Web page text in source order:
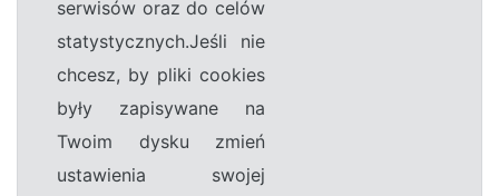
serwisów oraz do celów
statystycznych.Jeśli nie
chcesz, by pliki cookies
były zapisywane na
Twoim dysku zmień
ustawienia swojej